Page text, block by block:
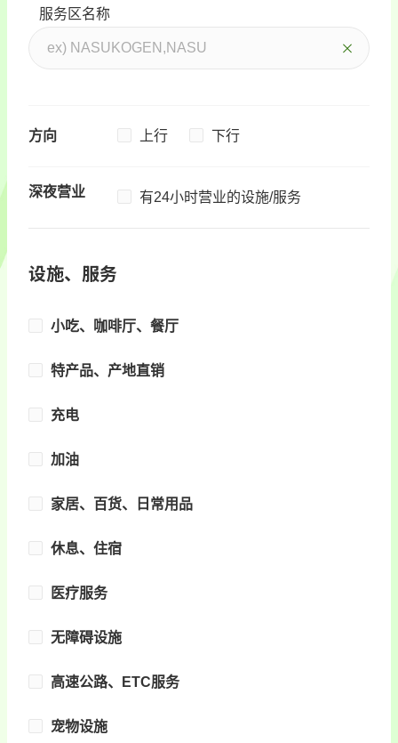
服务区名称
方向 上行 下行
深夜营业 有24小时营业的设施/服务
设施、服务
小吃、咖啡厅、餐厅
特产品、产地直销
充电
加油
家居、百货、日常用品
休息、住宿
医疗服务
无障碍设施
高速公路、ETC服务
宠物设施